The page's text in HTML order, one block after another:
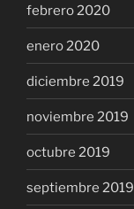
febrero 2020
enero 2020
diciembre 2019
noviembre 2019
octubre 2019
septiembre 2019